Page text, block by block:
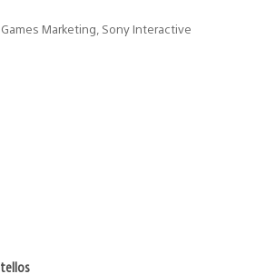
Marketing, Sony Interactive